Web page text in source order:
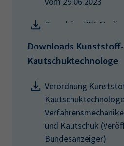
Broschüre ZFA Medien
Downloads
Kautschuktechnologe
Verordnung
und Kautschuk
Bundesanzeiger)